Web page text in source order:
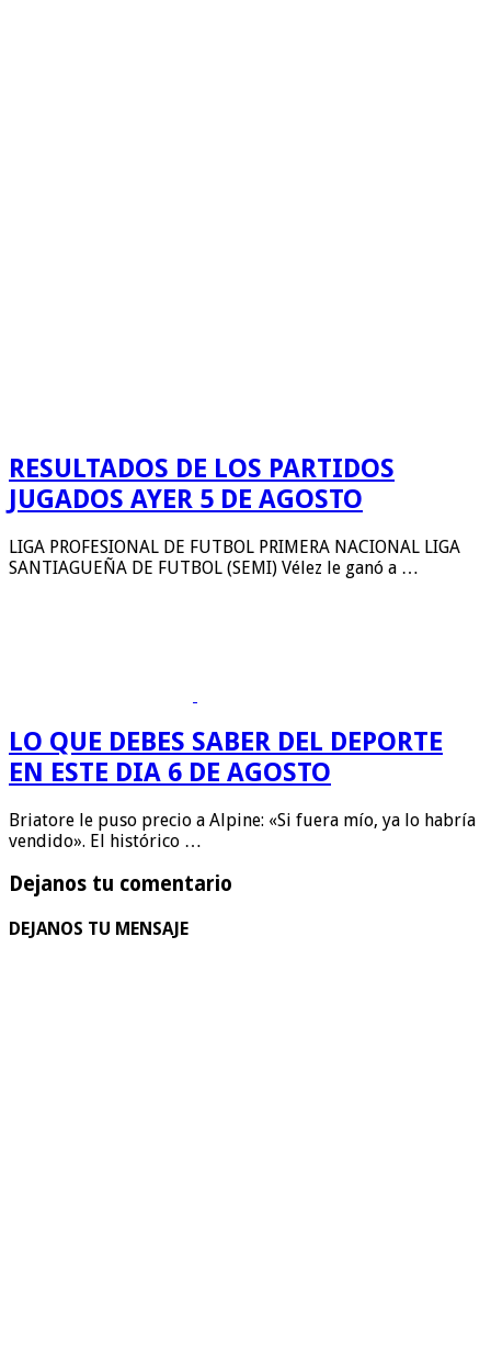
RESULTADOS DE LOS PARTIDOS
JUGADOS AYER 5 DE AGOSTO
LIGA PROFESIONAL DE FUTBOL PRIMERA NACIONAL LIGA
SANTIAGUEÑA DE FUTBOL (SEMI) Vélez le ganó a …
LO QUE DEBES SABER DEL DEPORTE
EN ESTE DIA 6 DE AGOSTO
Briatore le puso precio a Alpine: «Si fuera mío, ya lo habría
vendido». El histórico …
Dejanos tu comentario
DEJANOS TU MENSAJE